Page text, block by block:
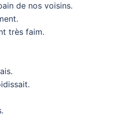
de nos voisins.
très faim.